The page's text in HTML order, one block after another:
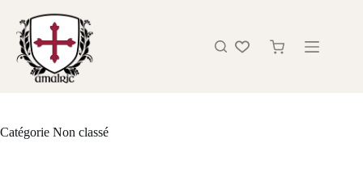
Catégorie Non classé